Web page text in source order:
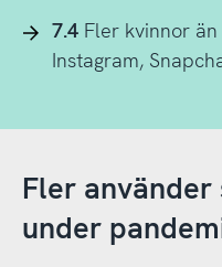
7.4Fler kvinnor än
Instagram,
Fler
under